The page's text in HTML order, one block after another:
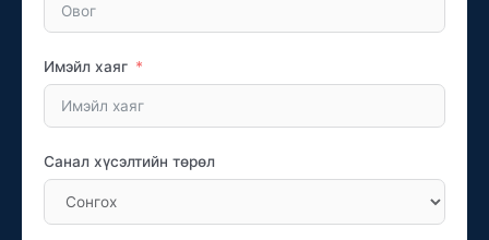
Имэйл хаяг
Санал хүсэлтийн төрөл